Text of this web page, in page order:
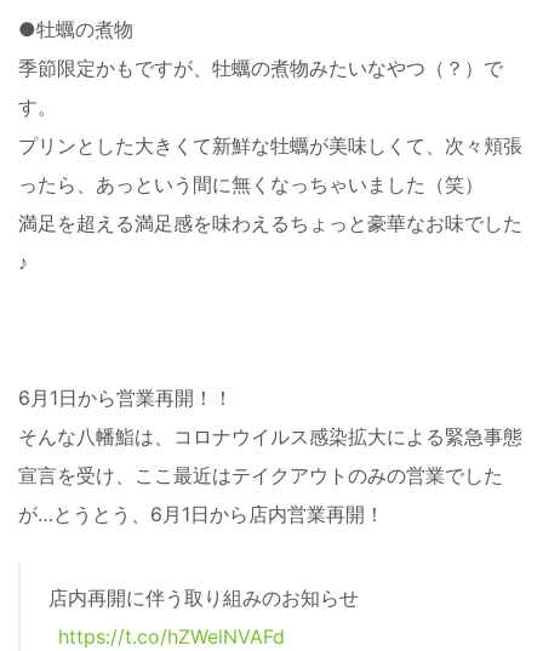
●牡蠣の煮物
季節限定かもですが、牡蠣の煮物みたいなやつ（？）で
す。
プリンとした大きくて新鮮な牡蠣が美味しくて、次々頬張
ったら、あっという間に無くなっちゃいました（笑）
満足を超える満足感を味わえるちょっと豪華なお味でした
♪
6月1日から営業再開！！
そんな八幡鮨は、コロナウイルス感染拡大による緊急事態
宣言を受け、ここ最近はテイクアウトのみの営業でした
が…とうとう、6月1日から店内営業再開！
店内再開に伴う取り組みのお知らせ
https://t.co/hZWelNVAFd